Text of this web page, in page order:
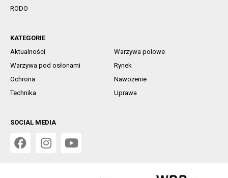
RODO
KATEGORIE
Aktualności
Warzywa polowe
Warzywa pod osłonami
Rynek
Ochrona
Nawożenie
Technika
Uprawa
SOCIAL MEDIA